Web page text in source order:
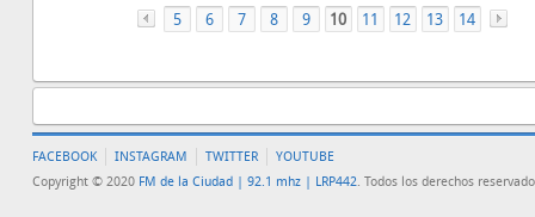
«
5 6 7 8 9 10 11 12 13 14
FACEBOOK INSTAGRAM TWITTER
YOUTUBE
Copyright © 2020 FM de la Ciudad | 92.1 mhz | LRP442. Todos los derechos